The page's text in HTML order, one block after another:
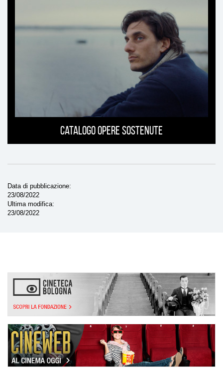
Catalogo opere sostenute
Data di pubblicazione
23/08/2022
Ultima modifica
23/08/2022